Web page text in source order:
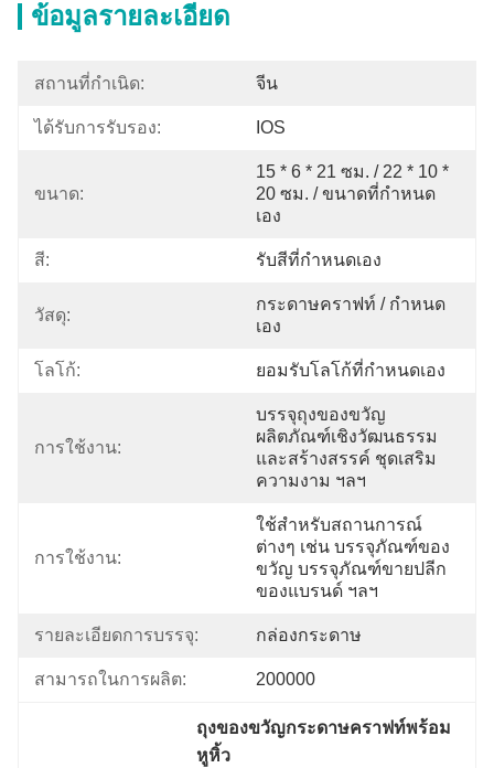
ข้อมูลรายละเอียด
สถานที่กำเนิด: จีน
ได้รับการรับรอง: IOS
ขนาด:
15 * 6 * 21 ซม. / 22 * ​​10 *
20 ซม. / ขนาดที่กำหนด
เอง
สี: รับสีที่กําหนดเอง
วัสดุ:
กระดาษคราฟท์ / กำหนด
เอง
โลโก้: ยอมรับโลโก้ที่กำหนดเอง
การใช้งาน:
บรรจุถุงของขวัญ
ผลิตภัณฑ์เชิงวัฒนธรรม
และสร้างสรรค์ ชุดเสริม
ความงาม ฯลฯ
การใช้งาน:
ใช้สำหรับสถานการณ์
ต่างๆ เช่น บรรจุภัณฑ์ของ
ขวัญ บรรจุภัณฑ์ขายปลีก
ของแบรนด์ ฯลฯ
รายละเอียดการบรรจุ: กล่องกระดาษ
สามารถในการผลิต: 200000
ถุงของขวัญกระดาษคราฟท์พร้อม
หูหิ้ว